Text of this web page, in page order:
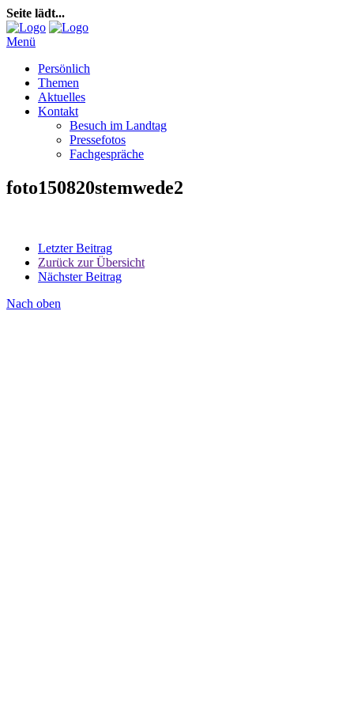
Seite lädt...
Menü
Persönlich
Themen
Aktuelles
Kontakt
Besuch im Landtag
Pressefotos
Fachgespräche
foto150820stemwede2
Letzter Beitrag
Zurück zur Übersicht
Nächster Beitrag
Nach oben